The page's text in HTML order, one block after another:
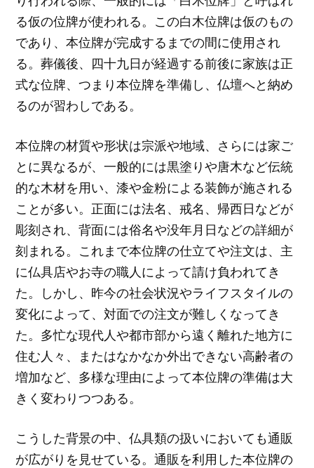
る仮の位牌が使われる。この白木位牌は仮のもの
であり、本位牌が完成するまでの間に使用され
る。葬儀後、四十九日が経過する前後に家族は正
式な位牌、つまり本位牌を準備し、仏壇へと納め
るのが習わしである。
本位牌の材質や形状は宗派や地域、さらには家ご
とに異なるが、一般的には黒塗りや唐木など伝統
的な木材を用い、漆や金粉による装飾が施される
ことが多い。正面には法名、戒名、帰西日などが
彫刻され、背面には俗名や没年月日などの詳細が
刻まれる。これまで本位牌の仕立てや注文は、主
に仏具店やお寺の職人によって請け負われてき
た。しかし、昨今の社会状況やライフスタイルの
変化によって、対面での注文が難しくなってき
た。多忙な現代人や都市部から遠く離れた地方に
住む人々、またはなかなか外出できない高齢者の
増加など、多様な理由によって本位牌の準備は大
きく変わりつつある。
こうした背景の中、仏具類の扱いにおいても通販
が広がりを見せている。通販を利用した本位牌の